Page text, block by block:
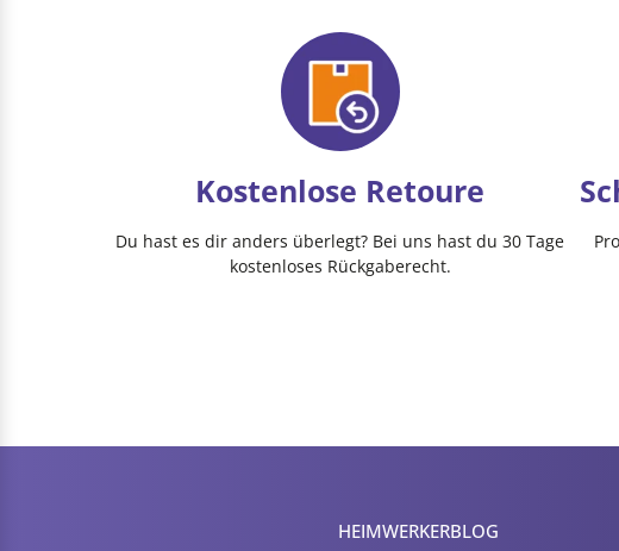
Kostenlose Retoure
Du hast es dir anders überlegt? Bei uns hast du 30 Tage
kostenloses Rückgaberecht.
HEIMWERKER­BLOG